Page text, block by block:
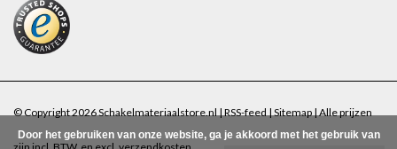
© Copyright 2026 Schakelmateriaalstore.nl |RSS-feed|Sitemap| Alle prijzen
Door het gebruiken van onze website, ga je akkoord met het gebruik van